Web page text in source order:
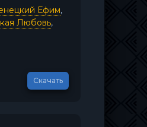
Ефим,
Любовь,
Скачать